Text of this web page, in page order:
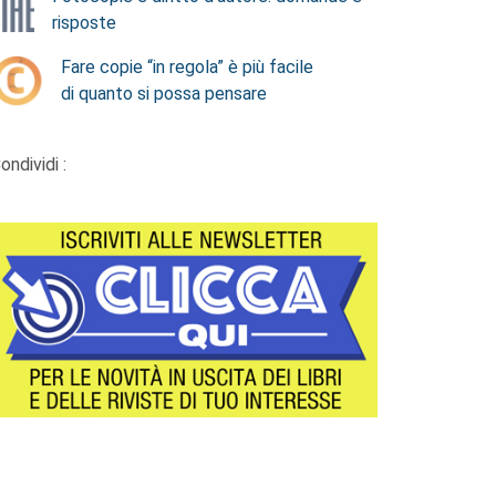
risposte
Fare copie “in regola” è più facile
di quanto si possa pensare
: